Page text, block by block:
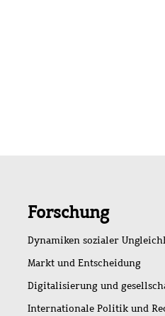
Forschung
Dynamiken sozialer
Markt und Entscheidung
Digitalisierung und
Internationale Politik und